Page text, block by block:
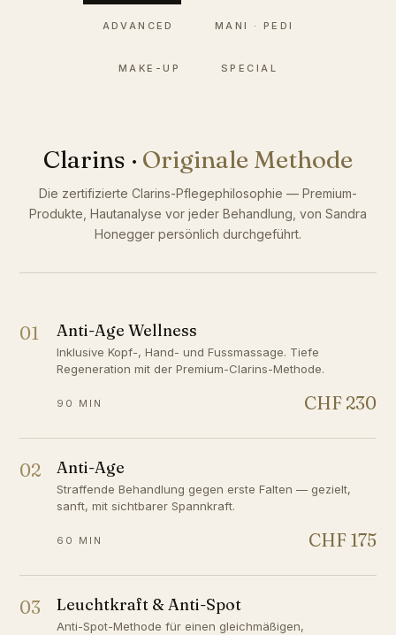
ADVANCED MANI · PEDI
MAKE-UP SPECIAL
Clarins · Originale Methode
Die zertifizierte Clarins-Pflegephilosophie — Premium-
Produkte, Hautanalyse vor jeder Behandlung, von Sandra
Honegger persönlich durchgeführt.
01 Anti-Age Wellness
Inklusive Kopf-, Hand- und Fussmassage. Tiefe
Regeneration mit der Premium-Clarins-Methode.
90 MIN CHF 230
02 Anti-Age
Straffende Behandlung gegen erste Falten — gezielt,
sanft, mit sichtbarer Spannkraft.
60 MIN CHF 175
03 Leuchtkraft & Anti-Spot
Anti-Spot-Methode für einen gleichmäßigen,